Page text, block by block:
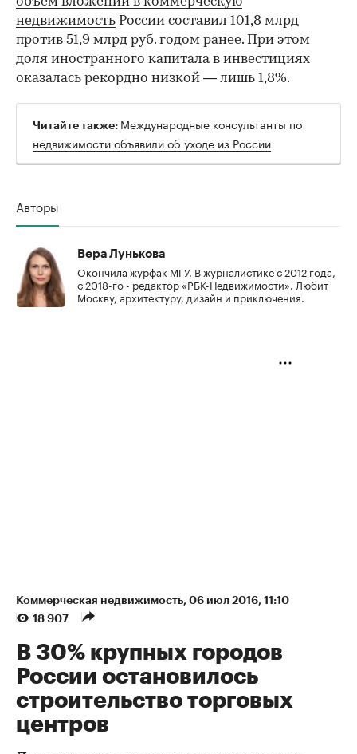
недвижимость России составил 101,8 млрд
против 51,9 млрд руб. годом ранее. При этом
доля иностранного капитала в инвестициях
оказалась рекордно низкой — лишь 1,8%.
Читайте также: Международные консультанты по
недвижимости объявили об уходе из России
Авторы
Вера Лунькова
Окончила журфак МГУ. В журналистике с 2012 года,
с 2018-го - редактор «РБК-Недвижимости». Любит
Москву, архитектуру, дизайн и приключения.
Коммерческая недвижимость⁠, 06 июл 2016, 11:10
18 907
В 30% крупных городов
России остановилось
строительство торговых
центров